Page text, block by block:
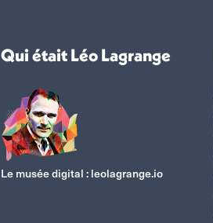
Qui était Léo Lagrange
Le musée digital :leolagrange.io